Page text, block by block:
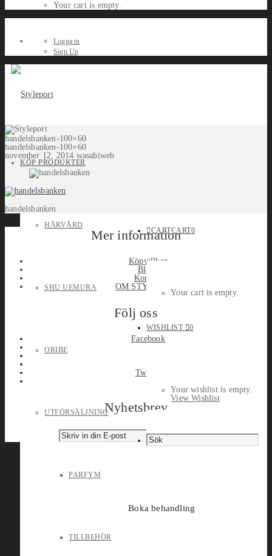
Your cart is empty.
Logga in
Sign Up
KÖP PRODUKTER
HÅRVÅRD
SHU UEMURA
ORIBE
UTFÖRSÄLJNING
PARFYM
TILLBEHÖR
CARTCART0
Your cart is empty.
WISHLIST 0
Your wishlist is empty.
View Wishlist
Boka behandling
handelsbanken-100×60
handelsbanken-100×60
november 12, 2014 wasabiweb
handelsbanken
Mer information
Köpvillkor
Blogg
Kontakt
OM STYLEPORT
Följ oss
Facebook
Twitter
Nyhetsbrev